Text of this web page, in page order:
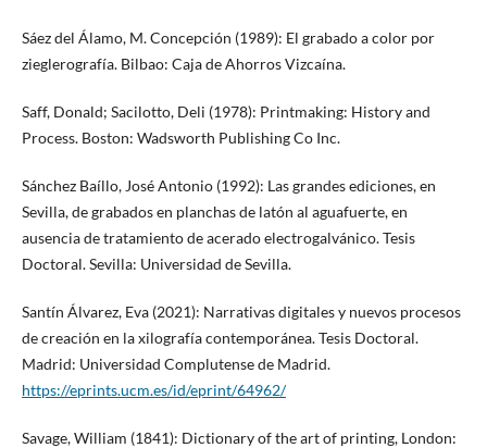
Sáez del Álamo, M. Concepción (1989): El grabado a color por
zieglerografía. Bilbao: Caja de Ahorros Vizcaína.
Saff, Donald; Sacilotto, Deli (1978): Printmaking: History and
Process. Boston: Wadsworth Publishing Co Inc.
Sánchez Baíllo, José Antonio (1992): Las grandes ediciones, en
Sevilla, de grabados en planchas de latón al aguafuerte, en
ausencia de tratamiento de acerado electrogalvánico. Tesis
Doctoral. Sevilla: Universidad de Sevilla.
Santín Álvarez, Eva (2021): Narrativas digitales y nuevos procesos
de creación en la xilografía contemporánea. Tesis Doctoral.
Madrid: Universidad Complutense de Madrid.
https://eprints.ucm.es/id/eprint/64962/
Savage, William (1841): Dictionary of the art of printing, London: